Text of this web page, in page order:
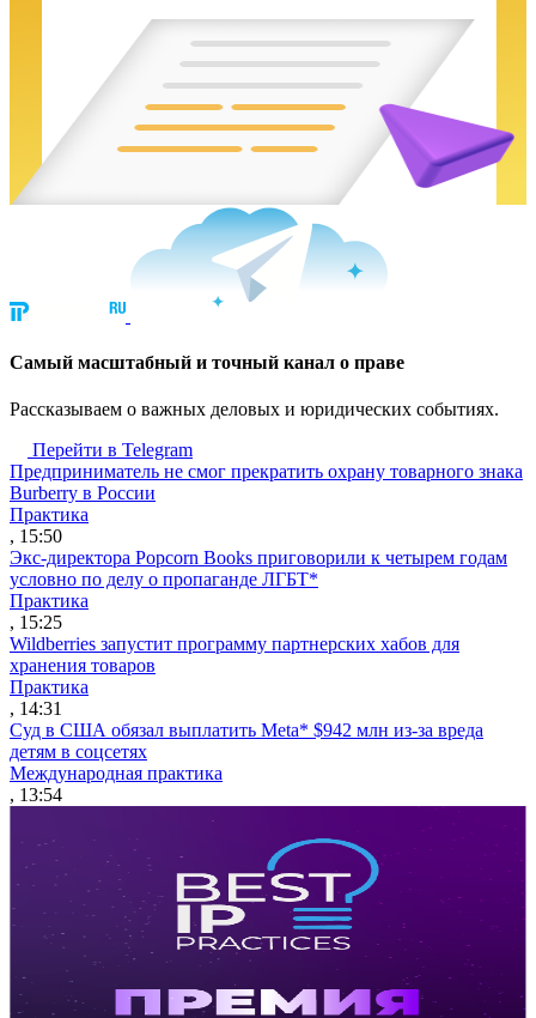
Cамый масштабный и точный канал о праве
Рассказываем о важных деловых и юридических событиях.
Перейти в Telegram
Предприниматель не смог прекратить охрану товарного знака
Burberry в России
Практика
, 15:50
Экс-директора Popcorn Books приговорили к четырем годам
условно по делу о пропаганде ЛГБТ*
Практика
, 15:25
Wildberries запустит программу партнерских хабов для
хранения товаров
Практика
, 14:31
Суд в США обязал выплатить Meta* $942 млн из-за вреда
детям в соцсетях
Международная практика
, 13:54